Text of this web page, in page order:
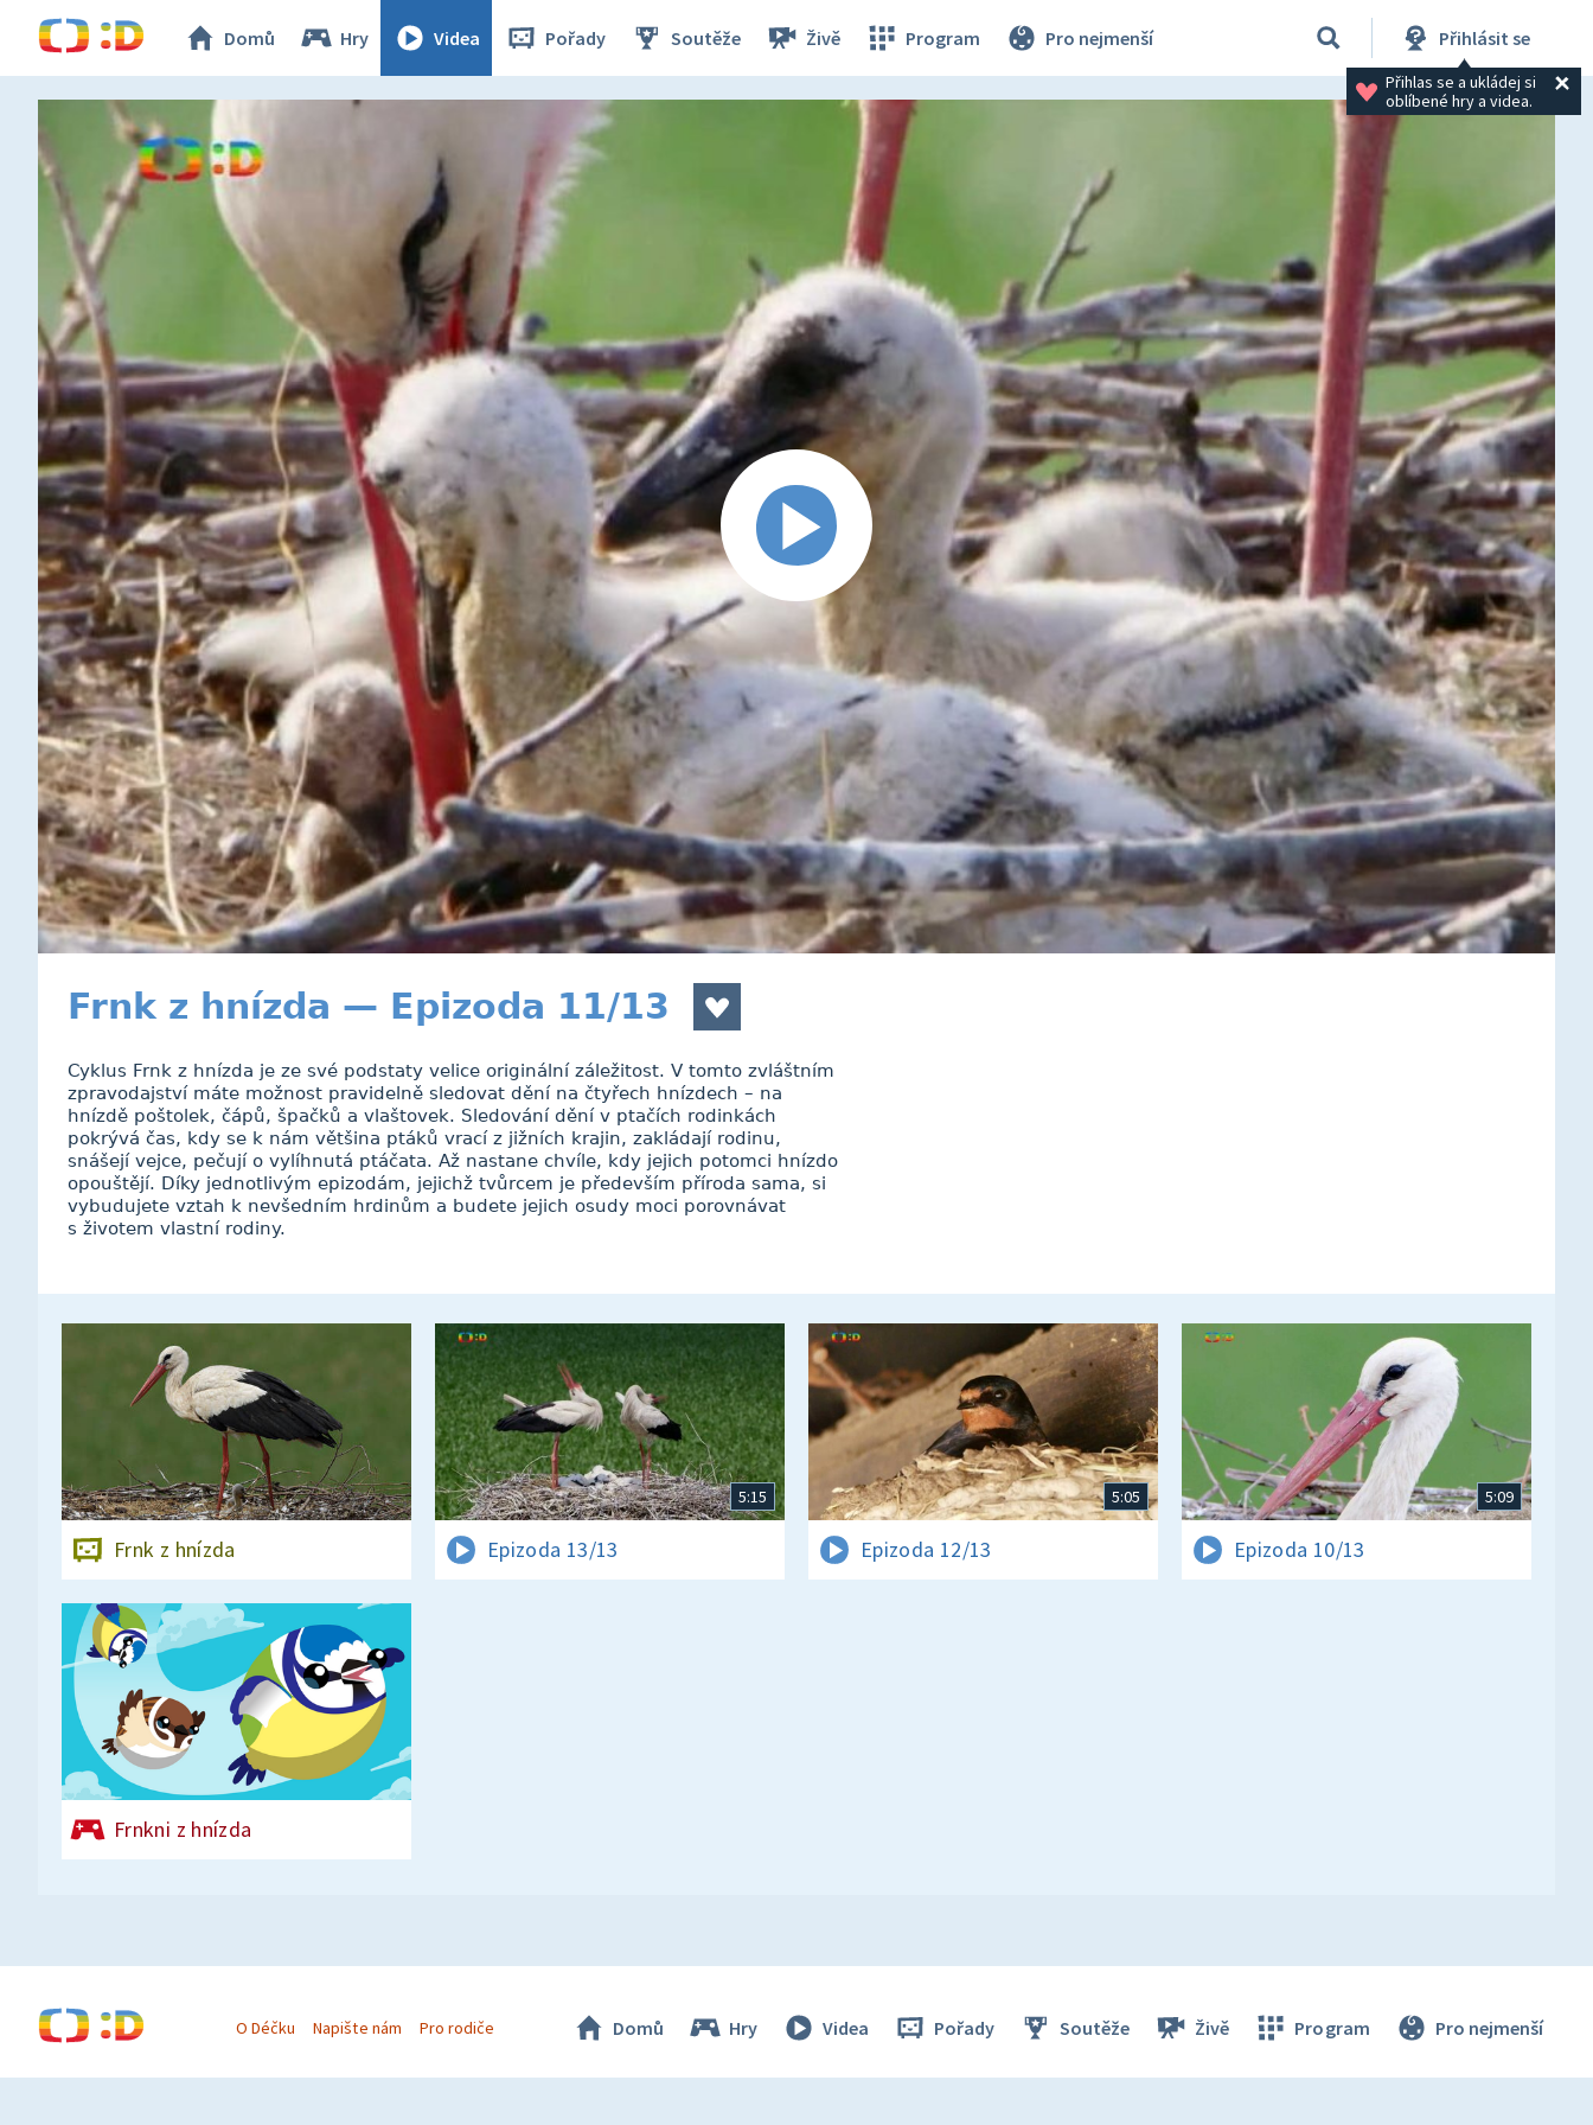
Domů Hry Videa Pořady Soutěže Živě Program Pro nejmenší Přihlásit se
Přihlas se a ukládej si
oblíbené hry a videa.
Frnk z hnízda — Epizoda 11/13
Cyklus Frnk z hnízda je ze své podstaty velice originální záležitost. V tomto zvláštním
zpravodajství máte možnost pravidelně sledovat dění na čtyřech hnízdech – na
hnízdě poštolek, čápů, špačků a vlaštovek. Sledování dění v ptačích rodinkách
pokrývá čas, kdy se k nám většina ptáků vrací z jižních krajin, zakládají rodinu,
snášejí vejce, pečují o vylíhnutá ptáčata. Až nastane chvíle, kdy jejich potomci hnízdo
opouštějí. Díky jednotlivým epizodám, jejichž tvůrcem je především příroda sama, si
vybudujete vztah k nevšedním hrdinům a budete jejich osudy moci porovnávat
s životem vlastní rodiny.
Frnk z hnízda
5:15
Epizoda 13/13
5:05
Epizoda 12/13
5:09
Epizoda 10/13
Frnkni z hnízda
O Déčku Napište nám Pro rodiče Domů Hry Videa Pořady Soutěže Živě Program Pro nejmenší